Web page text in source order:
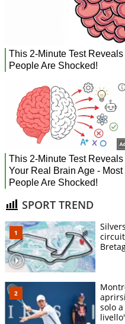
SPORT TREND
solo